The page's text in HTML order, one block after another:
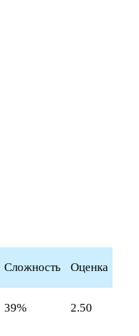
Сложность Оценка
39% 2.50